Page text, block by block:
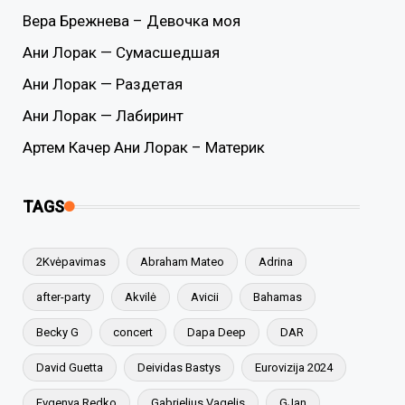
Вера Брежнева – Девочка моя
Ани Лорак — Сумасшедшая
Ани Лорак — Раздетая
Ани Лорак — Лабиринт
Артем Качер Ани Лорак – Материк
TAGS
2Kvėpavimas Abraham Mateo Adrina
after-party Akvilė Avicii Bahamas
Becky G concert Dapa Deep DAR
David Guetta Deividas Bastys Eurovizija 2024